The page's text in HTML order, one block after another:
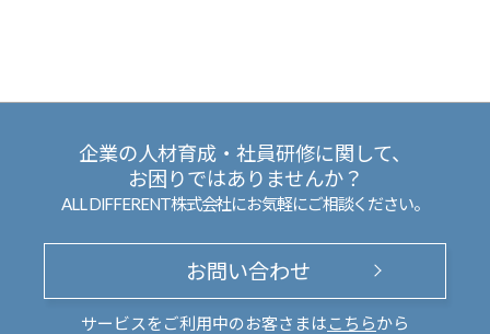
企業の人材育成・社員研修に関して、
お困りではありませんか？
ALL DIFFERENT株式会社にお気軽にご相談ください。
お問い合わせ
サービスをご利用中のお客さまは こちらから